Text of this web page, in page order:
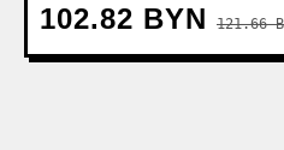
102.82 BYN 121.66